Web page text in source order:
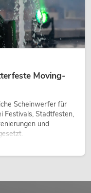
Moving-
Scheinwerfer für
Festivals, Stadtfesten,
und